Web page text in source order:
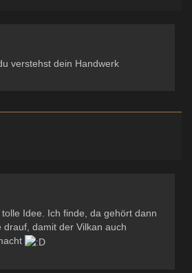
verstehst dein Handwerk
Idee. Ich finde, da gehört dann
drauf, damit der Vilkan auch